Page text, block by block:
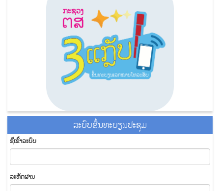
ລະ​ບົບ​ຂື້ນ​ທະ​ບຽນ​ປະ​ຊຸມ
ຊື່​ເຂົ້າ​ລະ​ບົບ
​ລະ​ຫັດ​ຜ່ານ